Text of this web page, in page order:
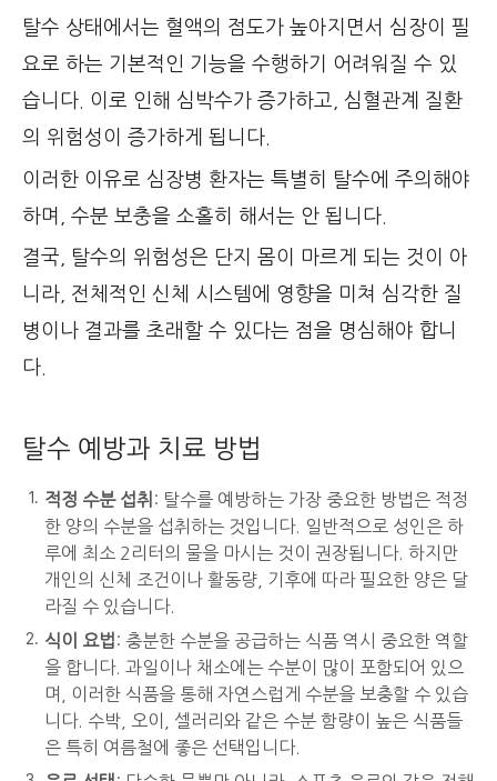
탈수 상태에서는 혈액의 점도가 높아지면서 심장이 필
요로 하는 기본적인 기능을 수행하기 어려워질 수 있
습니다. 이로 인해 심박수가 증가하고, 심혈관계 질환
의 위험성이 증가하게 됩니다.
이러한 이유로 심장병 환자는 특별히 탈수에 주의해야
하며, 수분 보충을 소홀히 해서는 안 됩니다.
결국, 탈수의 위험성은 단지 몸이 마르게 되는 것이 아
니라, 전체적인 신체 시스템에 영향을 미쳐 심각한 질
병이나 결과를 초래할 수 있다는 점을 명심해야 합니
다.
탈수 예방과 치료 방법
적정 수분 섭취 : 탈수를 예방하는 가장 중요한 방법은 적정
한 양의 수분을 섭취하는 것입니다. 일반적으로 성인은 하
루에 최소 2리터의 물을 마시는 것이 권장됩니다. 하지만
개인의 신체 조건이나 활동량, 기후에 따라 필요한 양은 달
라질 수 있습니다.
식이 요법: 충분한 수분을 공급하는 식품 역시 중요한 역할
을 합니다. 과일이나 채소에는 수분이 많이 포함되어 있으
며, 이러한 식품을 통해 자연스럽게 수분을 보충할 수 있습
니다. 수박, 오이, 셀러리와 같은 수분 함량이 높은 식품들
은 특히 여름철에 좋은 선택입니다.